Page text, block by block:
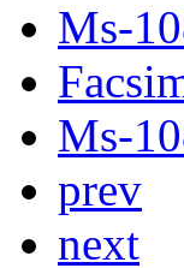
Ms-
Ms-
prev
next